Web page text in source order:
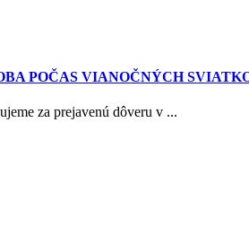
POČAS VIANOČNÝCH
za prejavenú dôveru v ...